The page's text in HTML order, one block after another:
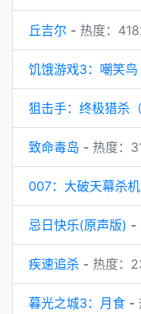
丘吉尔 - 热度：
饥饿游戏3：嘲笑鸟
狙击手：终极猎杀（
致命毒岛 - 热度：
007：大破天幕杀机
忌日快乐(原声版) -
疾速追杀 - 热度：
暮光之城3：月食 -